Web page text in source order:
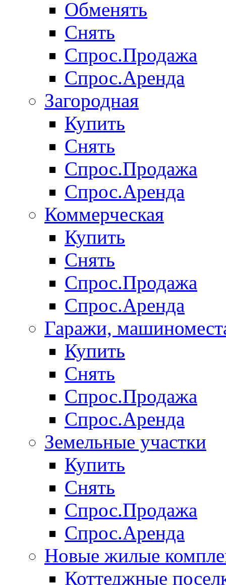
Обменять
Снять
Спрос.Продажа
Спрос.Аренда
Загородная
Купить
Снять
Спрос.Продажа
Спрос.Аренда
Коммерческая
Купить
Снять
Спрос.Продажа
Спрос.Аренда
Гаражи,
Купить
Снять
Спрос.Продажа
Спрос.Аренда
Земельные участки
Купить
Снять
Спрос.Продажа
Спрос.Аренда
Новые жилые
Коттеджные